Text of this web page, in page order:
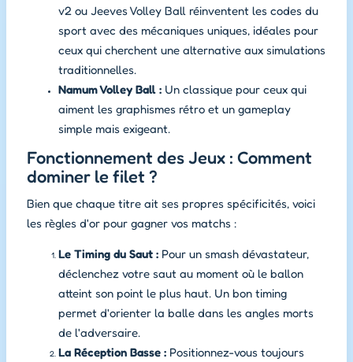
v2 ou Jeeves Volley Ball réinventent les codes du
sport avec des mécaniques uniques, idéales pour
ceux qui cherchent une alternative aux simulations
traditionnelles.
Namum Volley Ball : Un classique pour ceux qui
aiment les graphismes rétro et un gameplay
simple mais exigeant.
Fonctionnement des Jeux : Comment
dominer le filet ?
Bien que chaque titre ait ses propres spécificités, voici
les règles d'or pour gagner vos matchs :
Le Timing du Saut : Pour un smash dévastateur,
déclenchez votre saut au moment où le ballon
atteint son point le plus haut. Un bon timing
permet d'orienter la balle dans les angles morts
de l'adversaire.
La Réception Basse : Positionnez-vous toujours